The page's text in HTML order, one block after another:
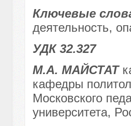
Ключевые
деятельность,
УДК 32.327
М.А. МАЙСТАТ
кафедры
Московского
университета,